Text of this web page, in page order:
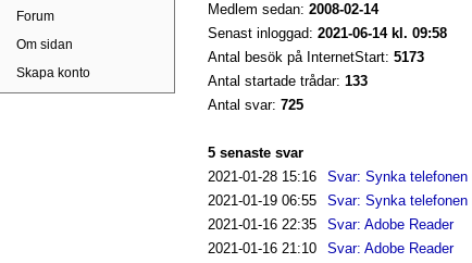
Forum
Om sidan
Skapa konto
Medlem sedan:2008-02-14
Senast inloggad:2021-06-14 kl. 09:58
Antal besök på InternetStart:5173
Antal startade trådar:133
Antal svar:725
5 senaste svar
2021-01-28 15:16
Svar: Synka telefonen
2021-01-1906:55
Svar: Synka telefonen
2021-01-1622:35
Svar: Adobe Reader
2021-01-1621:10
Svar: Adobe Reader